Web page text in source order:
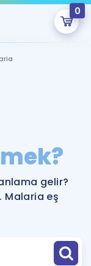
0
eğitim seni
gelir?
Malaria eş